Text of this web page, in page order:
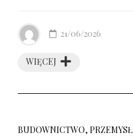
WIĘCEJ
21/06/2026
BUDOWNICTWO, PRZEMYSŁ